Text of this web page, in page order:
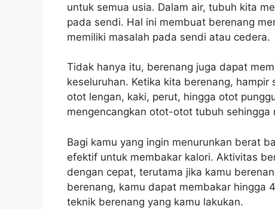
untuk semua usia. Dalam air, tubuh kita
pada sendi. Hal ini membuat berenang
memiliki masalah pada sendi atau cedera.
Tidak hanya itu, berenang juga dapat
keseluruhan. Ketika kita berenang,
otot lengan, kaki, perut, hingga otot
mengencangkan otot-otot tubuh
Bagi kamu yang ingin menurunkan berat
efektif untuk membakar kalori. Aktivitas
dengan cepat, terutama jika kamu
berenang, kamu dapat membakar hingga
teknik berenang yang kamu lakukan.